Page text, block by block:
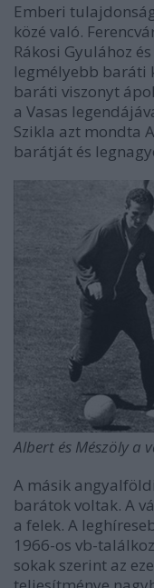
Emberi
közé való.
Rákosi Gyulához
legmélyebb baráti
baráti viszonyt
a Vasas
Szikla azt mondta
barátját és
Albert és Mészöly a
A másik
barátok voltak. A
a felek. A
1966-os vb-
sokak szerint az